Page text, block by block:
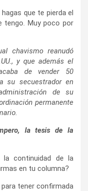
que te pierda el
tengo. Muy poco por
chavismo reanudó
y que además el
de vender 50
su secuestrador en
de su
permanente
la tesis de la
la continuidad de la
en tu columna?
tener confirmada